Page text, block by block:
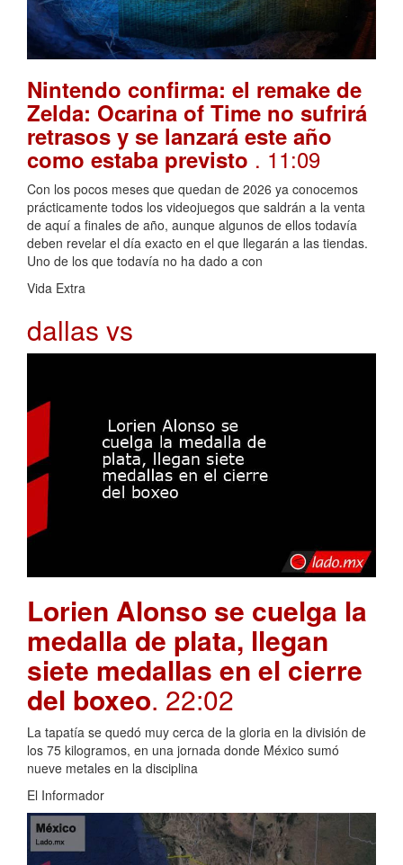
Nintendo confirma: el remake de
Zelda: Ocarina of Time no sufrirá
retrasos y se lanzará este año
como estaba previsto . 11:09
Con los pocos meses que quedan de 2026 ya conocemos
prácticamente todos los videojuegos que saldrán a la venta
de aquí a finales de año, aunque algunos de ellos todavía
deben revelar el día exacto en el que llegarán a las tiendas.
Uno de los que todavía no ha dado a con
Vida Extra
dallas vs
Lorien Alonso se cuelga la
medalla de plata, llegan
siete medallas en el cierre
del boxeo. 22:02
La tapatía se quedó muy cerca de la gloria en la división de
los 75 kilogramos, en una jornada donde México sumó
nueve metales en la disciplina
El Informador